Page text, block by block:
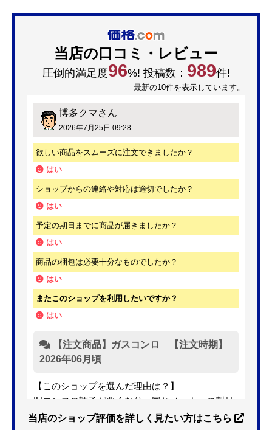
当店の口コミ・レビュー
圧倒的満足度96%! 投稿数： 989件!
最新の10件を表示しています。
博多クマさん
2026年7月25日 09:28
欲しい商品をスムーズに注文できましたか？
はい
ショップからの連絡や対応は適切でしたか？
はい
予定の期日までに商品が届きましたか？
はい
商品の梱包は必要十分なものでしたか？
はい
またこのショップを利用したいですか？
はい
【注文商品】ガスコンロ 【注文時期】
2026年06月頃
【このショップを選んだ理由は？】
IHコンロの調子が悪くなり、同じメーカーの製品
を探していました。ただ、3口から2口のものへ変
当店のショップ評価を詳しく見たい方はこちら